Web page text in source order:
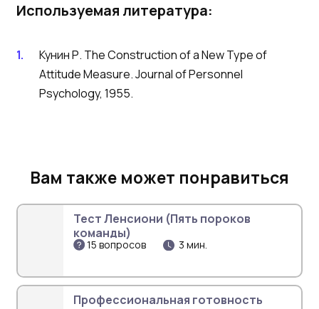
Используемая литература:
Кунин Р. The Construction of a New Type of
Attitude Measure. Journal of Personnel
Psychology, 1955.
Вам также может понравиться
Тест Ленсиони (Пять пороков
команды)
15 вопросов 3 мин.
Профессиональная готовность